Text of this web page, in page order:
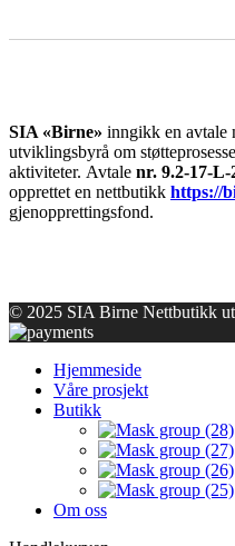
SIA «Birne» inngikk en avtale
utviklingsbyrå om
aktiviteter. Avtale nr. 9.2-17-L-
opprettet en nettbutikk https://
gjenopprettingsfond.
© 2025 SIA Birne Nettbutikk
Hjemmeside
Våre prosjekt
Butikk
Om oss